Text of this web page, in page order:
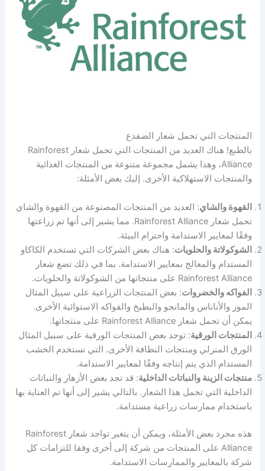
المنتجات التي تحمل شعار الضفدع
بالطبع! هناك العديد من المنتجات التي تحمل شعار Rainforest
Alliance، وهذا يشمل مجموعة متنوعة من المنتجات الغذائية
والمنتجات الاستهلاكية الأخرى. إليك بعض الأمثلة:
القهوة والشاي: العديد من المنتجات المصنوعة من القهوة والشاي
تحمل شعار Rainforest Alliance. مما يشير إلى أنها تم زراعتها
وفقًا لمعايير الاستدامة واحترام البيئة.
الشوكولاتة والحلويات: هناك بعض الشركات التي تستخدم الكاكاو
المستدام والمعالج بمعايير الاستدامة. بما في ذلك تضع شعار
Rainforest Alliance على منتجاتها من الشوكولاتة والحلويات.
الفواكه والخضروات: بعض المنتجات الزراعية على سبيل المثال
الموز والأناناس والمانجو والبطيخ والفواكه الاستوائية الأخرى.
يمكن أن تحمل شعار Rainforest Alliance على منتجاتها.
المنتجات الورقية: توجد بعض المنتجات الورقية على سبيل المثال
الورق المنزلي ومنتجات النظافة الأخرى. التي تستخدم الخشب
المستدام الذي يتم إنتاجه وفقًا لمعايير الاستدامة.
منتجات الزينة والنباتات الداخلية: قد تجد بعض الأزهار والنباتات
الداخلية التي تحمل هذا الشعار. بالتالي يشير إلى أنها تم العناية بها
باستخدام ممارسات زراعية مستدامة.
هذه مجرد بعض الأمثلة، ويمكن أن يتغير تواجد شعار Rainforest
Alliance على المنتجات من شركة إلى أخرى وفقا للتزامات كل
شركة بالمعايير والممارسات الاستدامة.